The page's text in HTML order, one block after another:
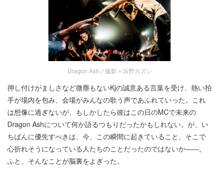
Dragon Ash／撮影＝浜野カズシ
押し付けがましさなど微塵もないKjの誠意ある言葉を受け、熱い拍
手が場内を包み、会場がみんなの歌う声であふれていった。これ
は想像に過ぎないが、もしかしたら彼はこの日のMCで未来の
Dragon Ashについて何か語るつもりだったかもしれない。が、い
ちばんに優先すべきは、今、この瞬間に起きていること、そこで
心折れそうになっている人たちのことだったのではないか――。
ふと、そんなことが脳裏をよぎった。